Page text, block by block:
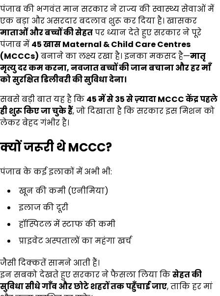
पंजाब की भगवंत मान सरकार ने राज्य की स्वास्थ्य सेवाओं में
एक बड़ा और असरदार बदलाव शुरू कर दिया है। खासकर
माताओं और बच्चों की सेहतपर ध्यान देते हुए सरकार ने पूरे
पंजाब में 45खासMaternal & Child Care Centres
(MCCCs) बनाने का लक्ष्य रखा है। इनका मकसद है—मातृ
मृत्यु दर कम करना,नवजात बच्चों की जान बचाना और हर माँ
को सुरक्षित डिलीवरी की सुविधा देना।
सबसे बड़ी बात यह है कि 45में से35से ज़्यादाMCCCकेंद्र पहले
ही शुरू किए जा चुके हैं, जो दिखाता है कि सरकार इस मिशन को
लेकर बेहद गंभीर है।
क्यों जरूरी थेMCCC?
पंजाब के कई इलाकों में अभी भी:
खून की कमी (एनीमिया)
इलाज की दूरी
हॉस्पिटल में स्टाफ की कमी
प्राइवेट अस्पतालों का महंगा खर्च
जैसी दिक्कतें सामने आती हैं।
इन सबको देखते हुए सरकार ने फैसला लिया किसेहत की
सुविधा सीधे गाँव और छोटे शहरों तक पहुँचाई जाए, ताकि हर मां